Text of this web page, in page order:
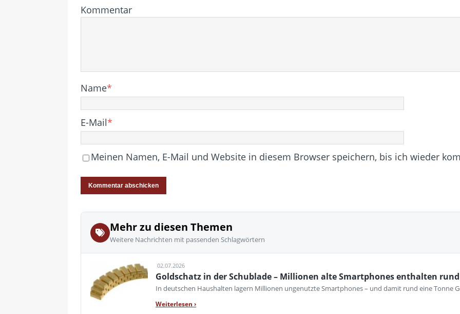
Kommentar
Name*
E-Mail*
Meinen Namen, E-Mail und Website in diesem Browser speichern, bis ich wieder
Mehr zu diesen Themen
Weitere Nachrichten mit passenden Schlagwörtern
02.07.2026
Goldschatz in der Schublade – Millionen alte Smartphones enthalten
In deutschen Haushalten lagern Millionen ungenutzte Smartphones – und damit rund eine Tonne
Weiterlesen ›